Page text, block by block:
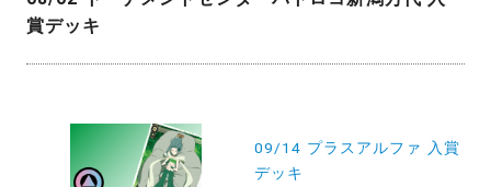
賞デッキ
09/14 プラスアルファ 入賞
デッキ